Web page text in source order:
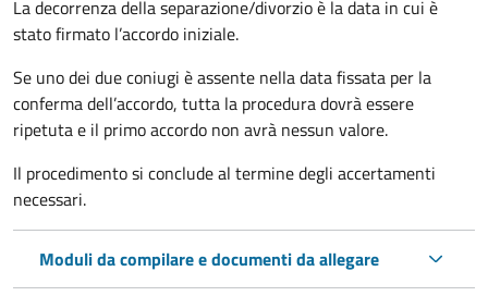
La decorrenza della separazione/divorzio è la data in cui è
stato firmato l’accordo iniziale.
Se uno dei due coniugi è assente nella data fissata per la
conferma dell’accordo, tutta la procedura dovrà essere
ripetuta e il primo accordo non avrà nessun valore.
Il procedimento si conclude al termine degli accertamenti
necessari.
Moduli da compilare e documenti da allegare